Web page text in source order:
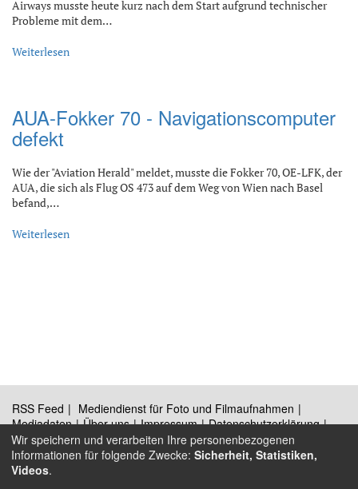
Airways musste heute kurz nach dem Start aufgrund technischer
Probleme mit dem…
Weiterlesen
AUA-Fokker 70 - Navigationscomputer
defekt
Wie der "Aviation Herald" meldet, musste die Fokker 70, OE-LFK, der
AUA, die sich als Flug OS 473 auf dem Weg von Wien nach Basel
befand,…
Weiterlesen
RSS Feed
Mediendienst für Foto und Filmaufnahmen
Mediadaten
Über uns Impressum
Datenschutzerklärung
Kontakt
Wir speichern und verarbeiten Ihre personenbezogenen
Informationen für folgende Zwecke: Sicherheit, Statistiken,
Videos.